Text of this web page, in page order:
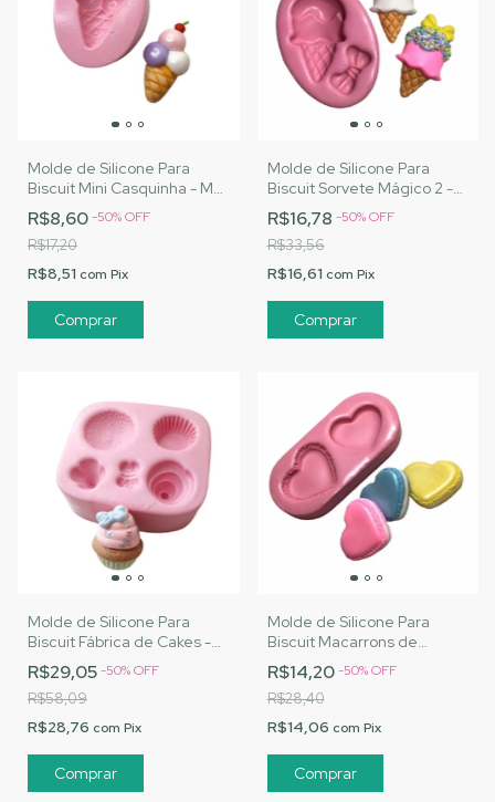
Molde de Silicone Para
Biscuit Mini Casquinha - MJ
Artesanatos |Cód. 2816
R$8,60-50%OFF
R$17,20
R$8,51 com Pix
Molde de Silicone Para
Biscuit Sorvete Mágico 2 -
MJ Artesanatos |Cód. 2824
R$16,78 -50%OFF
R$33,56
R$16,61 com Pix
Molde de Silicone Para
Biscuit Fábrica de Cakes -
MJ Artesanatos |Cód. 2825
R$29,05-50%OFF
R$58,09
R$28,76 com Pix
Molde de Silicone Para
Biscuit Macarrons de
Coração da Nai - MJ
Artesanatos |Cód. 2830
R$14,20-50%OFF
R$28,40
R$14,06 com Pix